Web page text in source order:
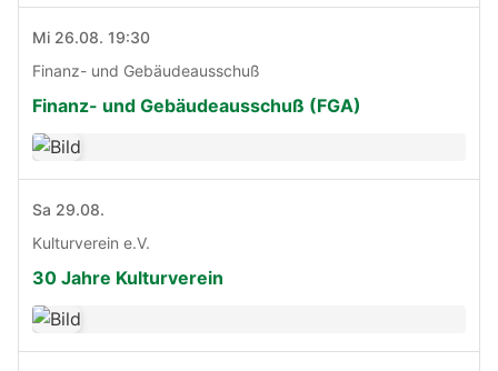
Mi 26.08. 19:30
Finanz- und Gebäudeausschuß
Finanz- und Gebäudeausschuß (FGA)
Sa 29.08.
Kulturverein e.V.
30 Jahre Kulturverein